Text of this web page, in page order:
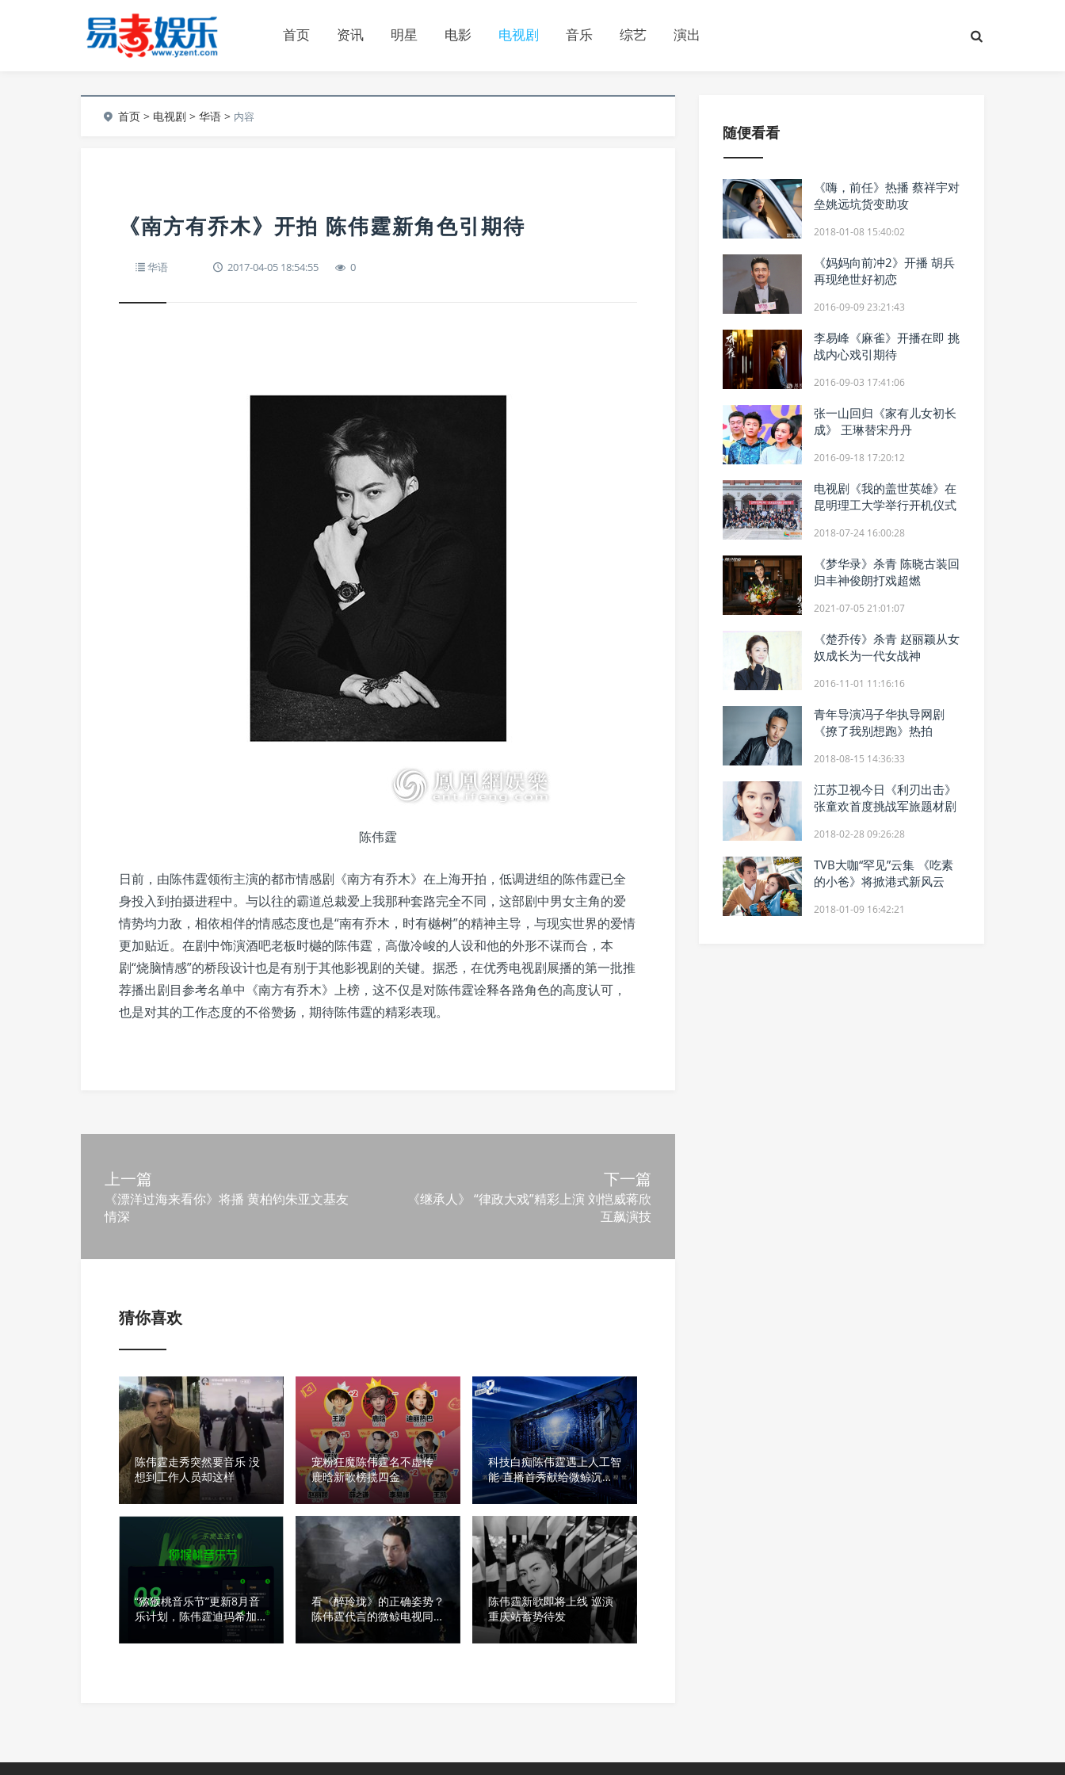
首页 资讯 明星 电影 电视剧 音乐 综艺 演出
首页 > 电视剧 >华语 > 内容
《南方有乔木》开拍 陈伟霆新角色引期待
华语 2017-04-05 18:54:55 0
陈伟霆
日前，由陈伟霆领衔主演的都市情感剧《南方有乔木》在上海开拍，低调进组的陈伟霆已全
身投入到拍摄进程中。与以往的霸道总裁爱上我那种套路完全不同，这部剧中男女主角的爱
情势均力敌，相依相伴的情感态度也是“南有乔木，时有樾树”的精神主导，与现实世界的爱情
更加贴近。在剧中饰演酒吧老板时樾的陈伟霆，高傲冷峻的人设和他的外形不谋而合，本
剧“烧脑情感”的桥段设计也是有别于其他影视剧的关键。据悉，在优秀电视剧展播的第一批推
荐播出剧目参考名单中《南方有乔木》上榜，这不仅是对陈伟霆诠释各路角色的高度认可，
也是对其的工作态度的不俗赞扬，期待陈伟霆的精彩表现。
上一篇
《漂洋过海来看你》将播 黄柏钧朱亚文基友
情深
下一篇
《继承人》 “律政大戏”精彩上演 刘恺威蒋欣
互飙演技
猜你喜欢
陈伟霆走秀突然要音乐 没
想到工作人员却这样
宠粉狂魔陈伟霆名不虚传
鹿晗新歌榜揽四金
科技白痴陈伟霆遇上人工智
能 直播首秀献给微鲸沉浸
式戏剧《I.F》
“猕猴桃音乐节”更新8月音
乐计划，陈伟霆迪玛希加入
看《醉玲珑》的正确姿势？
陈伟霆代言的微鲸电视同步
首播
陈伟霆新歌即将上线 巡演
重庆站蓄势待发
随便看看
《嗨，前任》热播 蔡祥宇对
垒姚远坑货变助攻
2018-01-08 15:40:02
《妈妈向前冲2》开播 胡兵
再现绝世好初恋
2016-09-09 23:21:43
李易峰《麻雀》开播在即 挑
战内心戏引期待
2016-09-03 17:41:06
张一山回归《家有儿女初长
成》 王琳替宋丹丹
2016-09-18 17:20:12
电视剧《我的盖世英雄》在
昆明理工大学举行开机仪式
2018-07-24 16:00:28
《梦华录》杀青 陈晓古装回
归丰神俊朗打戏超燃
2021-07-05 21:01:07
《楚乔传》杀青 赵丽颖从女
奴成长为一代女战神
2016-11-01 11:16:16
青年导演冯子华执导网剧
《撩了我别想跑》热拍
2018-08-15 14:36:33
江苏卫视今日《利刃出击》
张童欢首度挑战军旅题材剧
2018-02-28 09:26:28
TVB大咖“罕见”云集 《吃素
的小爸》将掀港式新风云
2018-01-09 16:42:21